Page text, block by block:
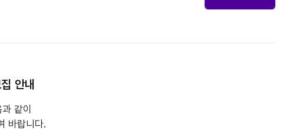
안내
같이
바랍니다.